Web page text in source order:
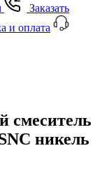
Заказать
и оплата
никель